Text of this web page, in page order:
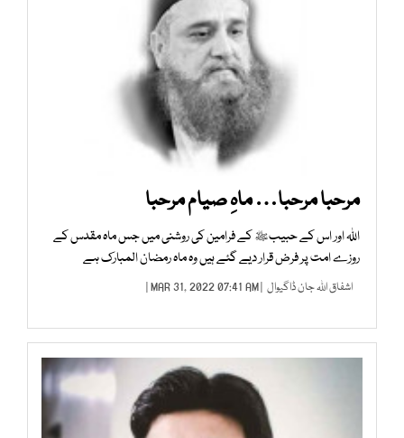
مرحبا مرحبا… ماہِ صیام مرحبا
اللہ اور اس کے حبیبﷺ کے فرامین کی روشنی میں جس ماہ مقدس کے
روزے امت پر فرض قرار دیے گئے ہیں وہ ماہ رمضان المبارک ہے
اشفاق اللہ جان ڈاگیوال | MAR 31, 2022 07:41 AM |